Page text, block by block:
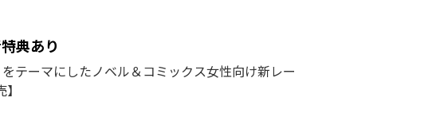
典あり
テーマにしたノベル＆コミックス女性向け新レー